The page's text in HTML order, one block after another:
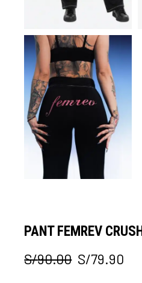
PANT FEMREV CRUSH
S/90.00
El
S/79.90
El